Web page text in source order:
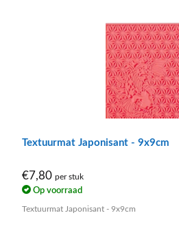
Textuurmat Japonisant - 9x9cm
€7,80 per stuk
Op voorraad
Textuurmat Japonisant - 9x9cm